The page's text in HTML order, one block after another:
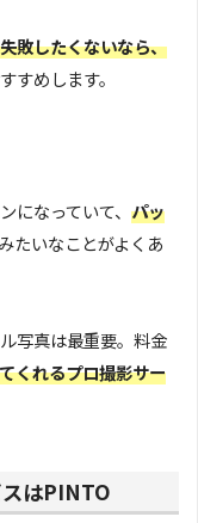
敗したくないなら、
すめします。
なっていて、 パッ
みたいなことがよくあ
写真は最重要。料金
くれるプロ撮影サー
はPINTO